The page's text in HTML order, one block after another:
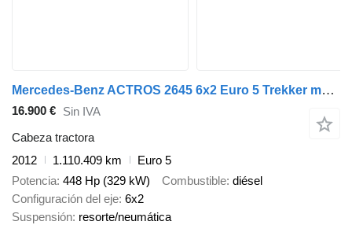
Mercedes-Benz ACTROS 2645 6x2 Euro 5 Trekker met kipper hydrauliek en overdruk
16.900 € Sin IVA
Cabeza tractora
2012
1.110.409 km
Euro 5
Potencia 448 Hp (329 kW) Combustible diésel
Configuración del eje 6x2
Suspensión resorte/neumática